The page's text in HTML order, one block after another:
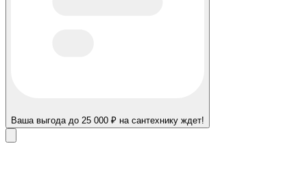
Ваша выгода до 25 000 ₽ на сантехнику ждет!